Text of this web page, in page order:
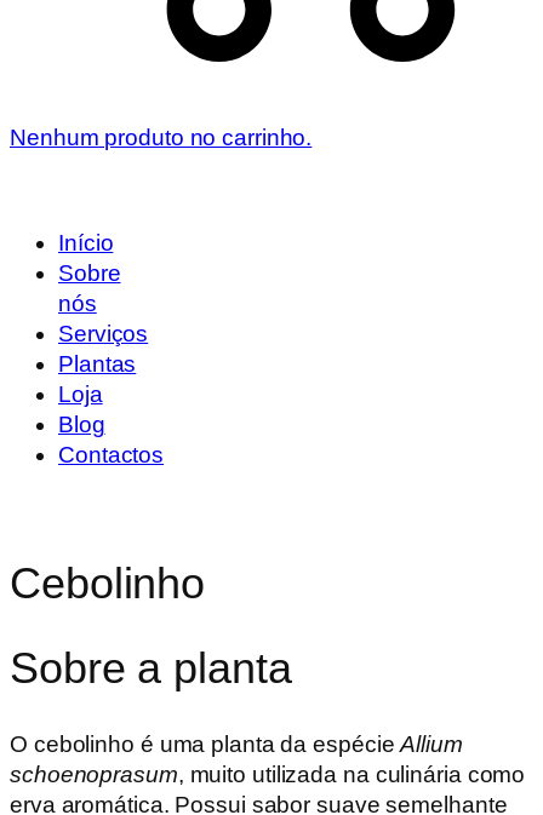
Nenhum produto no carrinho.
Início
Sobre
nós
Serviços
Plantas
Loja
Blog
Contactos
Cebolinho
Sobre a planta
O cebolinho é uma planta da espécieAllium
schoenoprasum, muito utilizada na culinária como
erva aromática. Possui sabor suave semelhante